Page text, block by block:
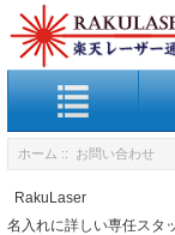
ホーム :: お問い合わせ
RakuLaser
名入れに詳しい専任スタ